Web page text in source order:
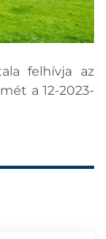
felhívja az
a 12-2023-